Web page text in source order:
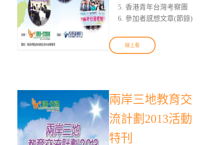
香港青年台灣考察團
參加者感想文章(節錄)
線上看
兩岸三地教育交
流計劃2013活動
特刊